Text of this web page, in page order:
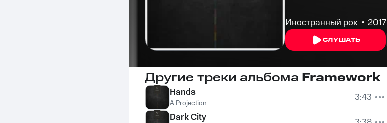
Иностранный рок 2017
СЛУШАТЬ
Другие треки альбома Framework
Hands
A Projection
3:43
Dark City